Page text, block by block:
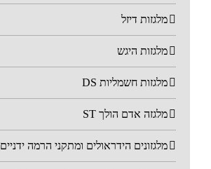
מלגזות דיזל
מלגזות היגש
מלגזות חשמליות DS
מלגזה אדם הולך ST
מלגזונים הידראולים ומתקני הרמה ידניים